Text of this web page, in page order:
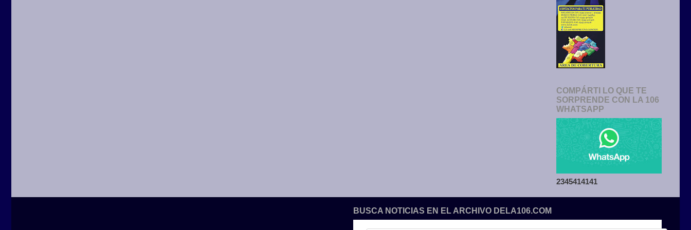
COMPÁRTI LO QUE TE
SORPRENDE CON LA 106
WHATSAPP
2345414141
BUSCA NOTICIAS EN EL ARCHIVO DELA106.COM